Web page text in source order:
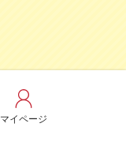
マイページ